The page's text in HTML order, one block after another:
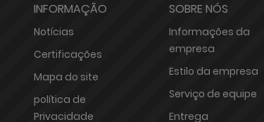
INFORMAÇÃO
Notícias
Certificações
Mapa do site
política de
Privacidade
SOBRE NÓS
Informações da
empresa
Estilo da empresa
Serviço de equipe
Entrega